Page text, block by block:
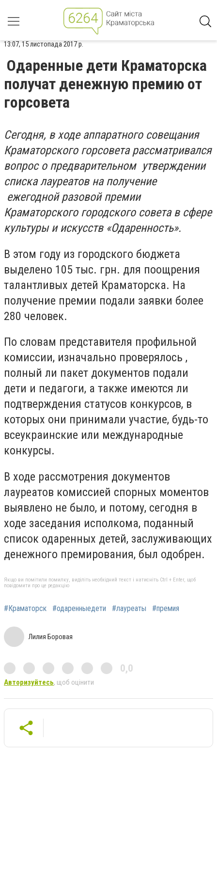
13:07, 15 листопада 2017 р.
Одаренные дети Краматорска
получат денежную премию от
горсовета
Сегодня, в ходе аппаратного совещания
Краматорского горсовета рассматривался
вопрос о предварительном утверждении
списка лауреатов на получение
ежегодной разовой премии
Краматорского городского совета в сфере
культуры и искусств «Одаренность».
В этом году из городского бюджета
выделено 105 тыс. грн. для поощрения
талантливых детей Краматорска. На
получение премии подали заявки более
280 человек.
По словам представителя профильной
комиссии, изначально проверялось ,
полный ли пакет документов подали
дети и педагоги, а также имеются ли
подтверждения статусов конкурсов, в
которых они принимали участие, будь-то
всеукраинские или международные
конкурсы.
В ходе рассмотрения документов
лауреатов комиссией спорных моментов
выявлено не было, и потому, сегодня в
ходе заседания исполкома, поданный
список одаренных детей, заслуживающих
денежного премирования, был одобрен.
Якщо ви помітили помилку, виділіть необхідний текст і натисніть Ctrl + Enter, щоб
повідомити про це редакцію
#Краматорск #одаренныедети #лауреаты #премия
Лилия Боровая
0,0
Авторизуйтесь, щоб оцінити